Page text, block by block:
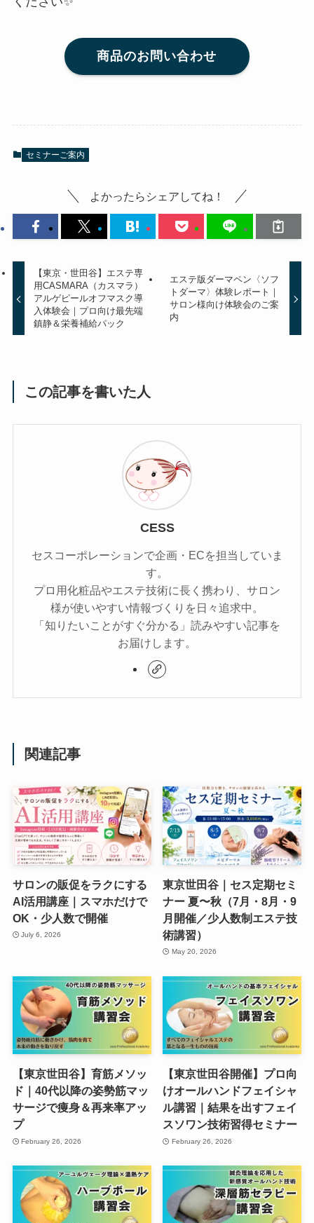
商品のお問い合わせ
セミナーご案内
よかったらシェアしてね！
【東京・世田谷】エステ専
用CASMARA（カスマラ）
アルゲピールオフマスク導
入体験会｜プロ向け最先端
鎮静＆栄養補給パック
エステ版ダーマペン〈ソフ
トダーマ〉体験レポート｜
サロン様向け体験会のご案
内
この記事を書いた人
CESS
セスコーポレーションで企画・ECを担当していま
す。
プロ用化粧品やエステ技術に長く携わり、サロン
様が使いやすい情報づくりを日々追求中。
「知りたいことがすぐ分かる」読みやすい記事を
お届けします。
関連記事
サロンの販促をラクにする
AI活用講座｜スマホだけで
OK・少人数で開催
July 6, 2026
東京世田谷｜セス定期セミ
ナー 夏〜秋（7月・8月・9
月開催／少人数制エステ技
術講習）
May 20, 2026
【東京世田谷】育筋メソッ
ド｜40代以降の姿勢筋マッ
サージで痩身＆再来率アッ
プ
February 26, 2026
【東京世田谷開催】プロ向
けオールハンドフェイシャ
ル講習｜結果を出すフェイ
スソワン技術習得セミナー
February 26, 2026